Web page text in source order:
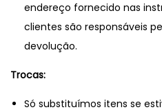
endereço fornecido nas
clientes são responsáveis
devolução.
Trocas:
Só substituímos itens se